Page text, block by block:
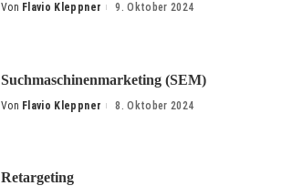
Posted
Von Flavio Kleppner 9. Oktober 2024
Suchmaschinenmarketing (SEM)
Posted
Von Flavio Kleppner 8. Oktober 2024
Retargeting